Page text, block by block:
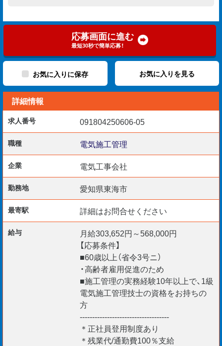
各種書類作成 など
【応募資格】
現場監督の経験が10年以上ある方
PCスキル（Word/Excel）
60歳以上の方（省令3号ニ）
【採用予定日】
即日～3ヵ月以内
ご応募お待ちしております。
＊リモート面談 随時実施中
＊60代ベテランエンジニア多数
＊給与仮払い制度あり
＊定年後の働き方を応援！
応募画面に進む
最短30秒で簡単応募！
お気に入りに保存 お気に入りを見る
詳細情報
求人番号 091804250606-05
職種 電気施工管理
企業 電気工事会社
勤務地 愛知県東海市
最寄駅 詳細はお問合せください
給与
月給303,652円～568,000円
【応募条件】
■60歳以上（省令3号ニ）
・高齢者雇用促進のため
■施工管理の実務経験10年以上で、1級
電気施工管理技士の資格をお持ちの
方
------------------------------------
＊正社員登用制度あり
＊残業代/通勤費100％支給